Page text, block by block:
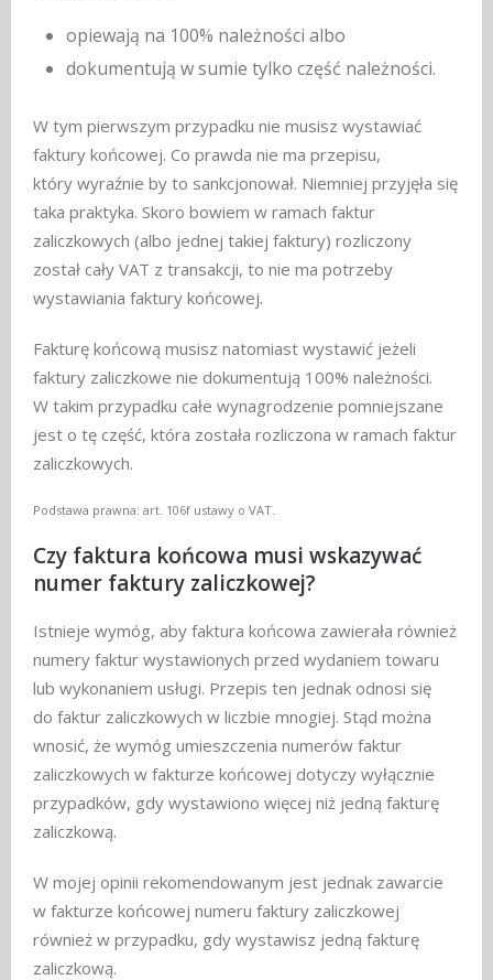
opiewają na 100% należności albo
dokumentują w sumie tylko część należności.
W tym pierwszym przypadku nie musisz wystawiać
faktury końcowej. Co prawda nie ma przepisu,
który wyraźnie by to sankcjonował. Niemniej przyjęła się
taka praktyka. Skoro bowiem w ramach faktur
zaliczkowych (albo jednej takiej faktury) rozliczony
został cały VAT z transakcji, to nie ma potrzeby
wystawiania faktury końcowej.
Fakturę końcową musisz natomiast wystawić jeżeli
faktury zaliczkowe nie dokumentują 100% należności.
W takim przypadku całe wynagrodzenie pomniejszane
jest o tę część, która została rozliczona w ramach faktur
zaliczkowych.
Podstawa prawna: art. 106f ustawy o VAT.
Czy faktura końcowa musi wskazywać
numer faktury zaliczkowej?
Istnieje wymóg, aby faktura końcowa zawierała również
numery faktur wystawionych przed wydaniem towaru
lub wykonaniem usługi. Przepis ten jednak odnosi się
do faktur zaliczkowych w liczbie mnogiej. Stąd można
wnosić, że wymóg umieszczenia numerów faktur
zaliczkowych w fakturze końcowej dotyczy wyłącznie
przypadków, gdy wystawiono więcej niż jedną fakturę
zaliczkową.
W mojej opinii rekomendowanym jest jednak zawarcie
w fakturze końcowej numeru faktury zaliczkowej
również w przypadku, gdy wystawisz jedną fakturę
zaliczkową.